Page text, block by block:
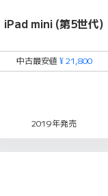
iPad mini (第5世代)
中古最安値 ¥ 21,800
2019年発売